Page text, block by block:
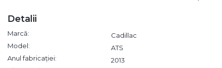
Detalii
Marcă:
Cadillac
Model:
ATS
Anul fabricației:
2013